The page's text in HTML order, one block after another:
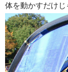
体を動かすだけじ